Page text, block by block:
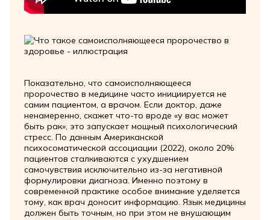
Показательно, что самоисполняющееся
пророчество в медицине часто инициируется не
самим пациентом, а врачом. Если доктор, даже
ненамеренно, скажет что-то вроде «у вас может
быть рак», это запускает мощный психологический
стресс. По данным Американской
психосоматической ассоциации (2022), около 20%
пациентов сталкиваются с ухудшением
самочувствия исключительно из-за негативной
формулировки диагноза. Именно поэтому в
современной практике особое внимание уделяется
тому, как врач доносит информацию. Язык медицины
должен быть точным, но при этом не внушающим